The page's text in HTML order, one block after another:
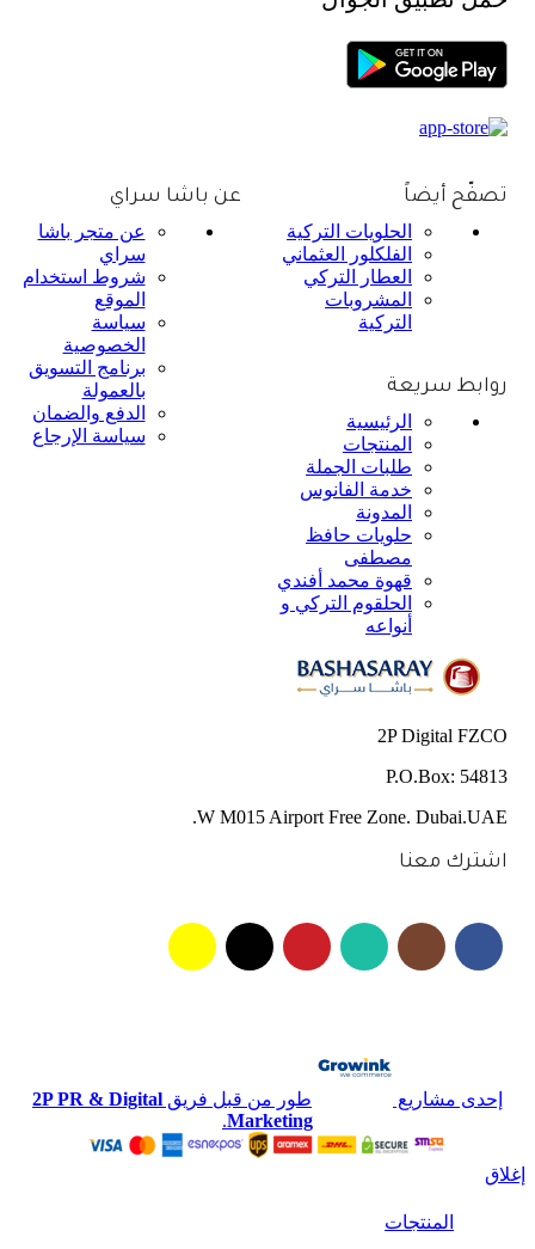
عن باشا سراي
عن متجر باشا
سراي
شروط استخدام
الموقع
سياسة
الخصوصية
برنامج التسويق
بالعمولة
الدفع والضمان
سياسة الإرجاع
تصفّح أيضاً
الحلويات التركية
الفلكلور العثماني
العطار التركي
المشروبات
التركية
روابط سريعة
الرئيسية
المنتجات
طلبات الجملة
خدمة الفانوس
المدونة
حلويات حافظ
مصطفى
قهوة محمد أفندي
الحلقوم التركي و
أنواعه
2P Digital FZCO
P.O.Box: 54813
W M015 Airport Free Zone. Dubai.UAE.
اشترك معنا
إحدى مشاريع طور من قبل فريق 2P PR & Digital
Marketing
.
إغلاق
المنتجات